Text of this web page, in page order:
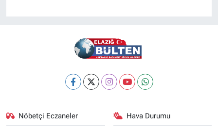
Nöbetçi Eczaneler Hava Durumu